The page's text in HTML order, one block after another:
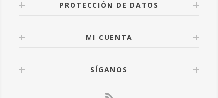
PROTECCIÓN DE DATOS
MI CUENTA
SÍGANOS